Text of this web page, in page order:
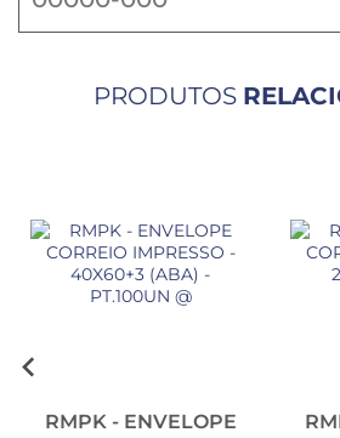
PRODUTOS
RMPK - ENVELOPE